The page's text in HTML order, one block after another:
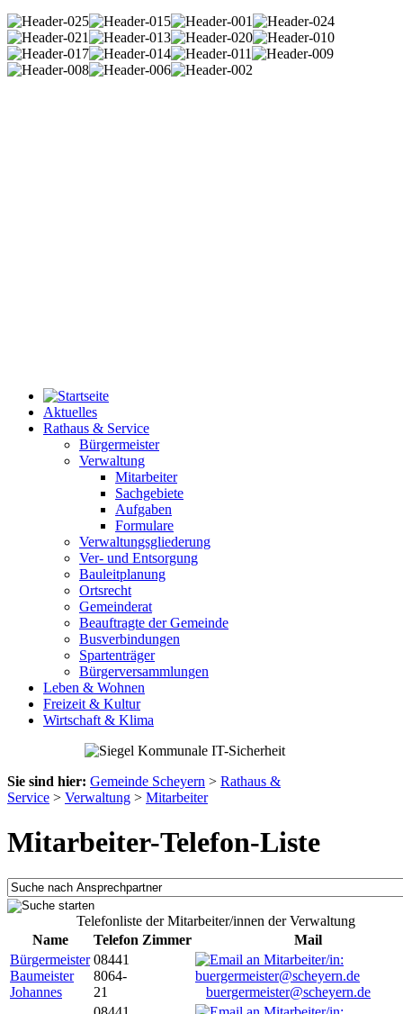
Aktuelles
Rathaus & Service
Bürgermeister
Verwaltung
Mitarbeiter
Sachgebiete
Aufgaben
Formulare
Verwaltungsgliederung
Ver- und Entsorgung
Bauleitplanung
Ortsrecht
Gemeinderat
Beauftragte der Gemeinde
Busverbindungen
Spartenträger
Bürgerversammlungen
Leben & Wohnen
Freizeit & Kultur
Wirtschaft & Klima
Sie sind hier: Gemeinde Scheyern > Rathaus &
Service > Verwaltung > Mitarbeiter
Mitarbeiter-Telefon-Liste
Telefonliste der Mitarbeiter/innen der Verwaltung
Name
Telefon Zimmer
Mail
Bürgermeister
Baumeister
Johannes
08441
8064-
21
buergermeister@scheyern.de